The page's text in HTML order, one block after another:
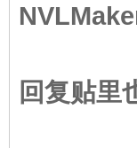
» ›
回复贴里